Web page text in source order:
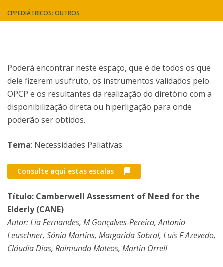
CPPEDIÁTRICOS: OUTROS
Poderá encontrar neste espaço, que é de todos os que
dele fizerem usufruto, os instrumentos validados pelo
OPCP e os resultantes da realização do diretório com a
disponibilização direta ou hiperligação para onde
poderão ser obtidos.
Tema: Necessidades Paliativas
Consulte aqui estas escalas
Título: Camberwell Assessment of Need for the
Elderly (CANE)
Autor: Lia Fernandes, M Gonçalves-Pereira, Antonio
Leuschner, Sónia Martins, Margarida Sobral, Luís F Azevedo,
Cláudia Dias, Raimundo Mateos, Martin Orrell